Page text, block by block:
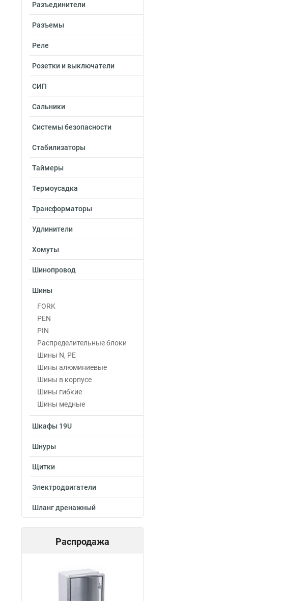
Разъединители
Разъемы
Реле
Розетки и выключатели
СИП
Сальники
Системы безопасности
Стабилизаторы
Таймеры
Термоусадка
Трансформаторы
Удлинители
Хомуты
Шинопровод
Шины
FORK
PEN
PIN
Распределительные блоки
Шины N, PE
Шины алюминиевые
Шины в корпусе
Шины гибкие
Шины медные
Шкафы 19U
Шнуры
Щитки
Электродвигатели
Шланг дренажный
Распродажа